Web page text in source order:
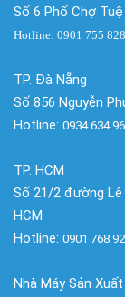
Số 6 Phố Chợ
Hotline: 0901 755
TP. Đà Nẵng
Số 856 Nguyễn
Hotline: 0934 634
TP. HCM
Số 21/2 đường Lê
HCM
Hotline: 0901 768
Nhà Máy Sản